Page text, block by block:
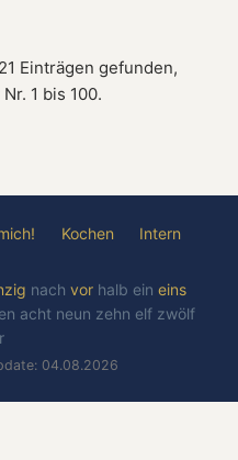
Einträgen gefunden,
1 bis 100.
Kochen Intern
nach vor halb ein eins
acht neun zehn elf zwölf
04.08.2026